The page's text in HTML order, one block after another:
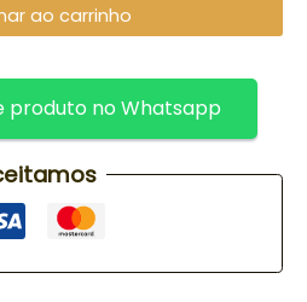
ao carrinho
produto no Whatsapp